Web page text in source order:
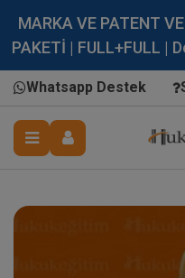
MARKA VE PATENT
PAKETİ | FULL+FULL |
Whatsapp Destek